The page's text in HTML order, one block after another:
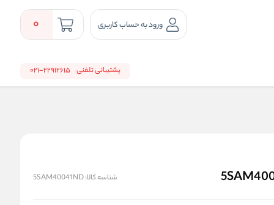
ورود به حساب کاربری 0
پشتیبانی تلفنی 22912615-021
شناسه کالا:5SAM40041ND